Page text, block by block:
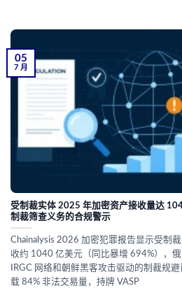
受制裁实体 2025 年加密资产接收量达
制裁筛查义务的合规警示
Chainalysis 2026 加密犯罪报告显示受制
收约 1040 亿美元（同比暴增 694%），
IRGC 网络和朝鲜黑客攻击驱动的制裁规
载 84% 非法交易量，持牌 VASP
05
7 月